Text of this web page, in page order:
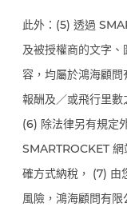
此外：(5) 透過
及被授權商的文字
容，均屬於鴻海顧
報酬及／或飛行里數
(6) 除法律另有規定
SMARTROCKET
確方式納稅， (7) 由
風險，鴻海顧問有